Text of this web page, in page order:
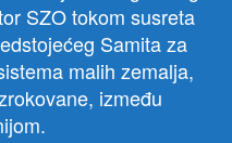
SZO tokom susreta
Samita za
malih zemalja,
između